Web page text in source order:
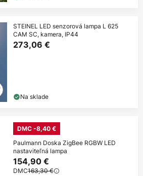
STEINEL LED senzorová lampa L 625
CAM SC, kamera, IP44
273,06 €
Na sklade
DMC -8,40 €
Paulmann Doska ZigBee RGBW LED
nastaviteľná lampa
154,90 €
DMC163,30 €